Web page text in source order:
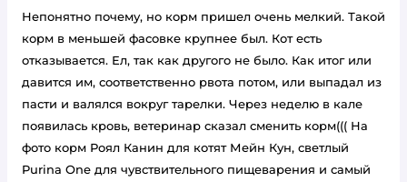
Непонятно почему, но корм пришел очень мелкий. Такой
корм в меньшей фасовке крупнее был. Кот есть
отказывается. Ел, так как другого не было. Как итог или
давится им, соответственно рвота потом, или выпадал из
пасти и валялся вокруг тарелки. Через неделю в кале
появилась кровь, ветеринар сказал сменить корм((( На
фото корм Роял Канин для котят Мейн Кун, светлый
Purina One для чувствительного пищеварения и самый